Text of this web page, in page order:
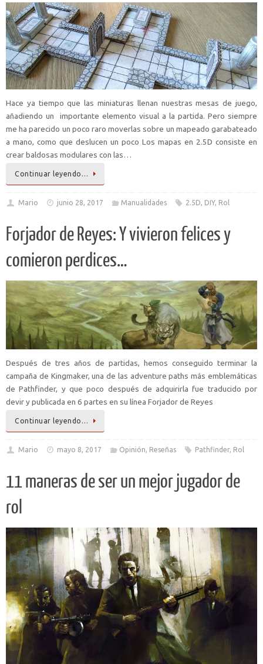
Hace ya tiempo que las miniaturas llenan nuestras mesas de juego,
añadiendo un importante elemento visual a la partida. Pero siempre
me ha parecido un poco raro moverlas sobre un mapeado garabateado
a mano, como que deslucen un poco Los mapas en 2.5D consiste en
crear baldosas modulares con las…
Continuar leyendo…
Mario junio 28, 2017 Manualidades 2.5D, DIY, Rol
Forjador de Reyes: Y vivieron felices y
comieron perdices…
Después de tres años de partidas, hemos conseguido terminar la
campaña de Kingmaker, una de las adventure paths más emblemáticas
de Pathfinder, y que poco después de adquirirla fue traducido por
devir y publicada en 6 partes en su línea Forjador de Reyes
Continuar leyendo…
Mario mayo 8, 2017 Opinión, Reseñas Pathfinder, Rol
11 maneras de ser un mejor jugador de
rol